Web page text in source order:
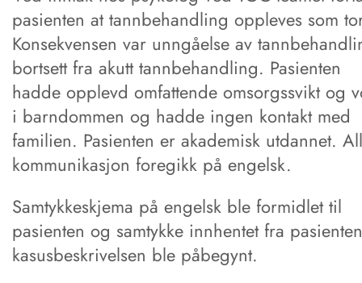
pasienten at tannbehandling oppleves som
Konsekvensen var unngåelse av
bortsett fra akutt tannbehandling. Pasienten
hadde opplevd omfattende omsorgssvikt og
i barndommen og hadde ingen kontakt med
familien. Pasienten er akademisk utdannet. All
kommunikasjon foregikk på engelsk.
Samtykkeskjema på engelsk ble formidlet til
pasienten og samtykke innhentet fra
kasusbeskrivelsen ble påbegynt.